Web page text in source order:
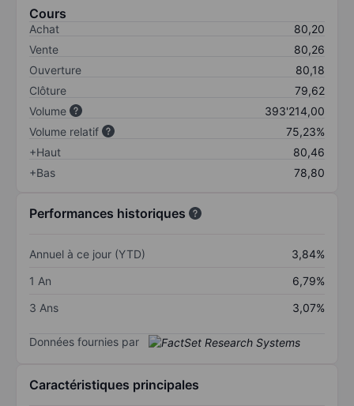
Cours
Achat
80,20
Vente
80,26
Ouverture
80,18
Clôture
79,62
Volume
393'214,00
Volume relatif
75,23%
+Haut
80,46
+Bas
78,80
Performances historiques
Annuel à ce jour (YTD)
3,84%
1 An
6,79%
3 Ans
3,07%
Données fournies par
Caractéristiques principales